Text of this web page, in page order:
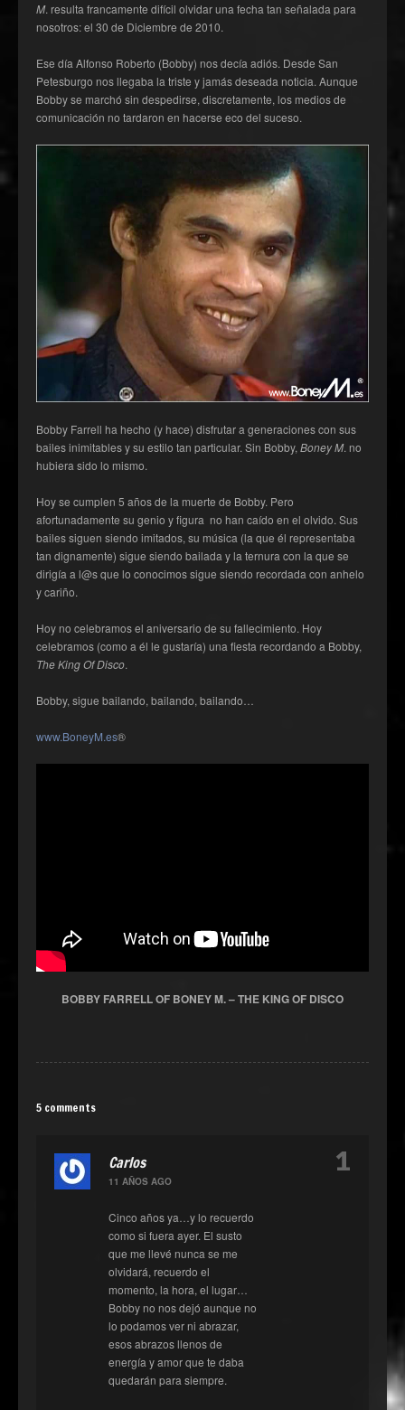
M. resulta francamente difícil olvidar una fecha tan señalada para
nosotros: el 30 de Diciembre de 2010.
Ese día Alfonso Roberto (Bobby) nos decía adiós. Desde San
Petesburgo nos llegaba la triste y jamás deseada noticia. Aunque
Bobby se marchó sin despedirse, discretamente, los medios de
comunicación no tardaron en hacerse eco del suceso.
Bobby Farrell ha hecho (y hace) disfrutar a generaciones con sus
bailes inimitables y su estilo tan particular. Sin Bobby, Boney M. no
hubiera sido lo mismo.
Hoy se cumplen 5 años de la muerte de Bobby. Pero
afortunadamente su genio y figura no han caído en el olvido. Sus
bailes siguen siendo imitados, su música (la que él representaba
tan dignamente) sigue siendo bailada y la ternura con la que se
dirigía a l@s que lo conocimos sigue siendo recordada con anhelo
y cariño.
Hoy no celebramos el aniversario de su fallecimiento. Hoy
celebramos (como a él le gustaría) una fiesta recordando a Bobby,
The King Of Disco.
Bobby, sigue bailando, bailando, bailando…
www.BoneyM.es®
BOBBY FARRELL OF BONEY M. – THE KING OF DISCO
5 comments
Carlos
11 AÑOS AGO
Cinco años ya…y lo recuerdo
como si fuera ayer. El susto
que me llevé nunca se me
olvidará, recuerdo el
momento, la hora, el lugar…
Bobby no nos dejó aunque no
lo podamos ver ni abrazar,
esos abrazos llenos de
energía y amor que te daba
quedarán para siempre.
1